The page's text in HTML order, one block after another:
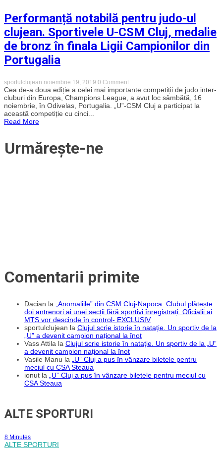
Performanță notabilă pentru judo-ul
clujean. Sportivele U-CSM Cluj, medalie
de bronz în finala Ligii Campionilor din
Portugalia
sportulclujean noiembrie 19, 2019 0 Commenton
Performanță
notabilă
pentru
judo-
Cea de-a doua ediție a celei mai importante competiții de judo inter-
cluburi din Europa, Champions League, a avut loc sâmbătă, 16
noiembrie, în Odivelas, Portugalia. „U”-CSM Cluj a participat la
această competiție cu cinci...
Read More
Urmărește-ne
Comentarii primite
Dacian la
„Anomaliile” din CSM Cluj-Napoca. Clubul plătește
doi antrenori ai unei secții fără sportivi înregistrați. Oficialii ai
MTS vor descinde în control- EXCLUSIV
sportulclujean la Clujul scrie istorie în natație. Un sportiv de la
„U” a devenit campion național la înot
Vass Attila la Clujul scrie istorie în natație. Un sportiv de la „U”
a devenit campion național la înot
Vasile Manu la
„U” Cluj a pus în vânzare biletele pentru
meciul cu CSA Steaua
ionut la
„U” Cluj a pus în vânzare biletele pentru meciul cu
CSA Steaua
ALTE SPORTURI
8 Minutes
ALTE SPORTURI